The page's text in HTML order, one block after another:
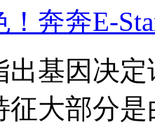
奔奔E-
出基因决
征大部分